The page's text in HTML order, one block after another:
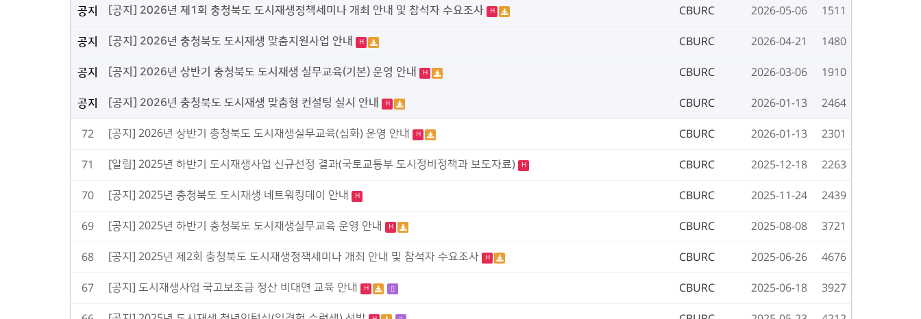
공지 [공지] 2026년 제1회 충청북도 도시재생정책세미나 개최 안내 및 참석자 수요조사 H CBURC 2026-05-06 1511
공지 [공지] 2026년 충청북도 도시재생 맞춤지원사업 안내 H CBURC 2026-04-21 1480
공지 [공지] 2026년 상반기 충청북도 도시재생 실무교육(기본) 운영 안내 H CBURC 2026-03-06 1910
공지 [공지] 2026년 충청북도 도시재생 맞춤형 컨설팅 실시 안내 H CBURC 2026-01-13 2464
72 [공지] 2026년 상반기 충청북도 도시재생실무교육(심화) 운영 안내 H CBURC 2026-01-13 2301
71 [알림] 2025년 하반기 도시재생사업 신규선정 결과(국토교통부 도시정비정책과 보도자료) H CBURC 2025-12-18 2263
70 [공지] 2025년 충청북도 도시재생 네트워킹데이 안내 H CBURC 2025-11-24 2439
69 [공지] 2025년 하반기 충청북도 도시재생실무교육 운영 안내 H CBURC 2025-08-08 3721
68 [공지] 2025년 제2회 충청북도 도시재생정책세미나 개최 안내 및 참석자 수요조사 H CBURC 2025-06-26 4676
67 [공지] 도시재생사업 국고보조금 정산 비대면 교육 안내 H CBURC 2025-06-18 3927